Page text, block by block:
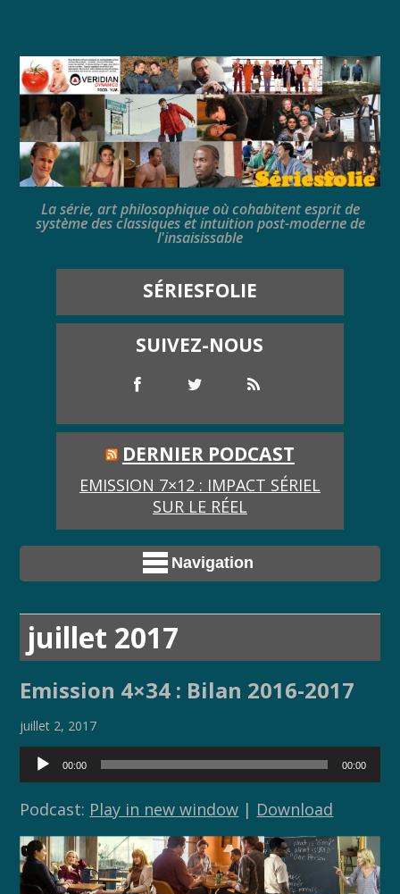
La série, art philosophique où cohabitent esprit de
système des classiques et intuition post-moderne de
l'insaisissable
SÉRIESFOLIE
SUIVEZ-NOUS
DERNIER PODCAST
EMISSION 7×12 : IMPACT SÉRIEL
SUR LE RÉEL
Navigation
juillet 2017
Emission 4×34 : Bilan 2016-2017
juillet 2, 2017
Lecteur
audio
00:00 00:00
Podcast: Play in new window | Download